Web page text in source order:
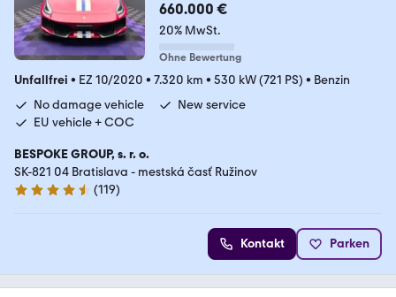
660.000 €
20% MwSt.
Ohne Bewertung
Unfallfrei • EZ 10/2020 • 7.320 km • 530 kW (721 PS) • Benzin
No damage vehicle
New service
EU vehicle + COC
BESPOKE GROUP, s. r. o.
SK-821 04 Bratislava - mestská časť Ružinov
4.6 Sterne
(119)
Kontakt Parken